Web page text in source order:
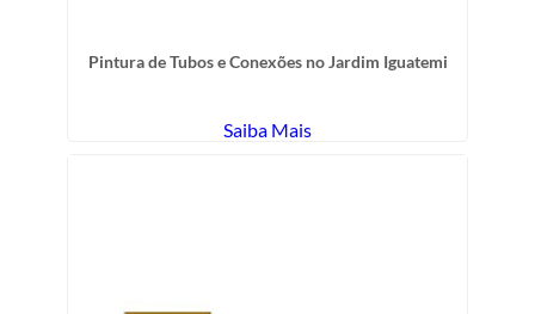
Pintura de Tubos e Conexões no Jardim Iguatemi
Saiba Mais